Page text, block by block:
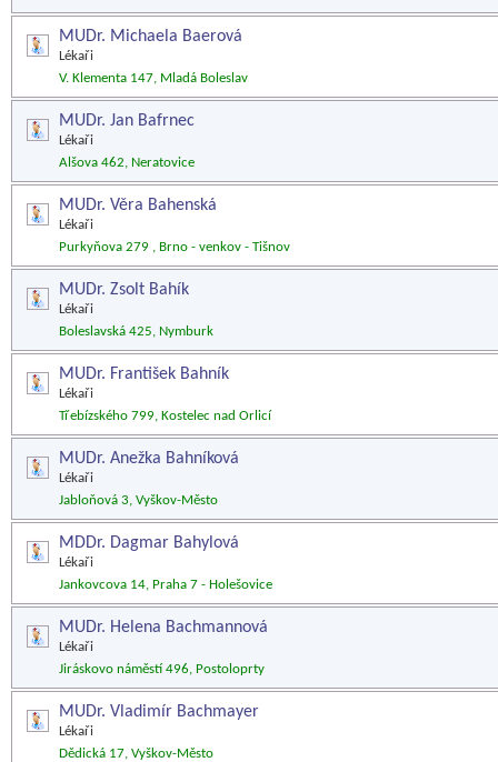
MUDr. Michaela Baerová
Lékaři
V. Klementa 147, Mladá Boleslav
MUDr. Jan Bafrnec
Lékaři
Alšova 462, Neratovice
MUDr. Věra Bahenská
Lékaři
Purkyňova 279 , Brno - venkov - Tišnov
MUDr. Zsolt Bahík
Lékaři
Boleslavská 425, Nymburk
MUDr. František Bahník
Lékaři
Třebízského 799, Kostelec nad Orlicí
MUDr. Anežka Bahníková
Lékaři
Jabloňová 3, Vyškov-Město
MDDr. Dagmar Bahylová
Lékaři
Jankovcova 14, Praha 7 - Holešovice
MUDr. Helena Bachmannová
Lékaři
Jiráskovo náměstí 496, Postoloprty
MUDr. Vladimír Bachmayer
Lékaři
Dědická 17, Vyškov-Město